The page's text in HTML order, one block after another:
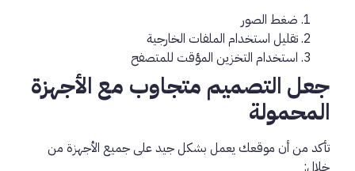
ضغط الصور
تقليل استخدام الملفات الخارجية
استخدام التخزين المؤقت للمتصفح
جعل التصميم متجاوب مع الأجهزة
المحمولة
تأكد من أن موقعك يعمل بشكل جيد على جميع الأجهزة من
خلال: